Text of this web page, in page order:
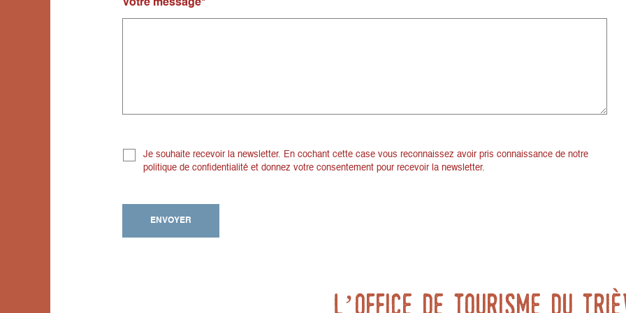
Votre message*
Je souhaite recevoir la newsletter. En cochant cette case vous reconnaissez avoir pris connaissance de notre
politique de confidentialité et donnez votre consentement pour recevoir la newsletter.
ENVOYER
L’office de tourisme du